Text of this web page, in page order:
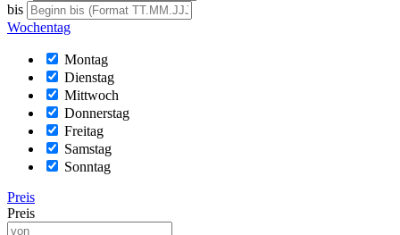
bis
Wochentag
Montag
Dienstag
Mittwoch
Donnerstag
Freitag
Samstag
Sonntag
Preis
Preis